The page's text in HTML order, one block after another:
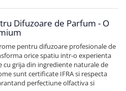
Difuzoare de Parfum - O
pentru difuzoare profesionale de
orice spatiu intr-o experienta
cu grija din ingrediente naturale de
sunt certificate IFRA si respecta
perfectiune olfactiva si